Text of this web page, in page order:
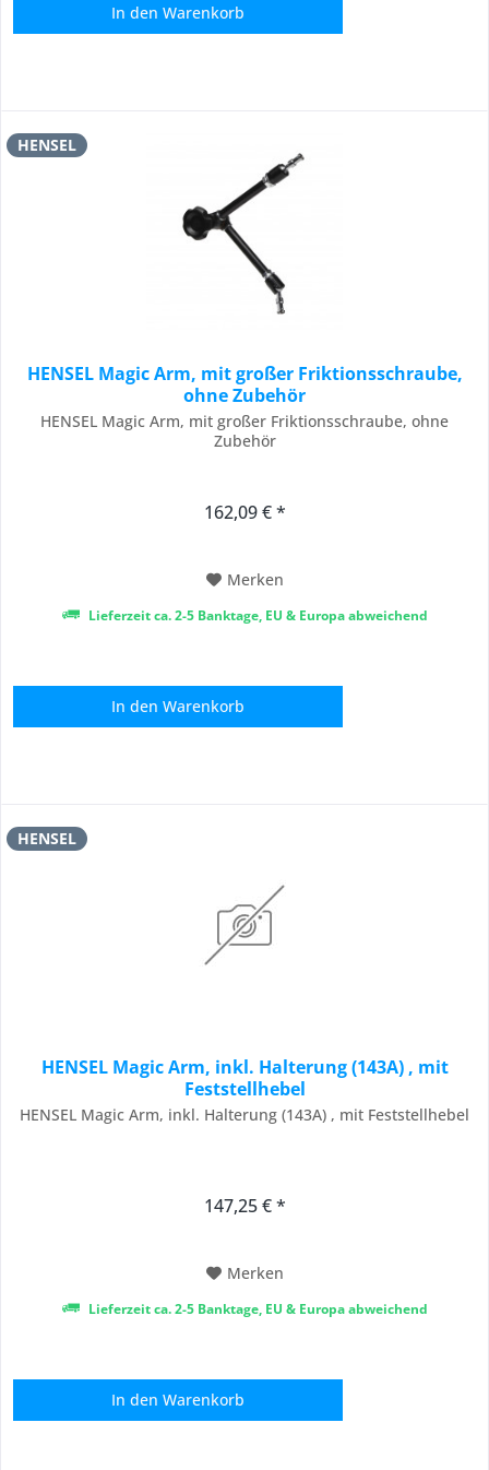
In den Warenkorb
HENSEL
HENSEL Magic Arm, mit großer Friktionsschraube,
ohne Zubehör
HENSEL Magic Arm, mit großer Friktionsschraube, ohne
Zubehör
162,09 € *
Merken
Lieferzeit ca. 2-5 Banktage, EU & Europa abweichend
In den Warenkorb
HENSEL
HENSEL Magic Arm, inkl. Halterung (143A) , mit
Feststellhebel
HENSEL Magic Arm, inkl. Halterung (143A) , mit Feststellhebel
147,25 € *
Merken
Lieferzeit ca. 2-5 Banktage, EU & Europa abweichend
In den Warenkorb